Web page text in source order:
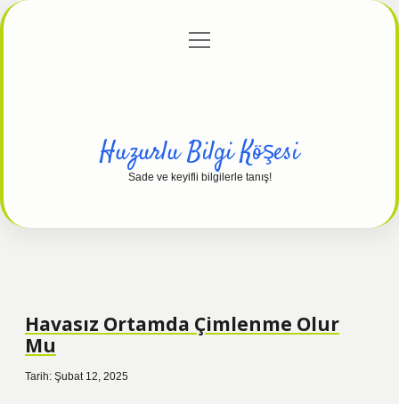
Gizlilik Politikası
menüyü
Huzurlu Bilgi Köşesi
Sade ve keyifli bilgilerle tanış!
Havasız Ortamda Çimlenme Olur
Mu
Tarih: Şubat 12, 2025